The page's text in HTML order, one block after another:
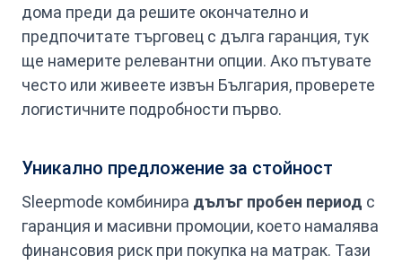
дома преди да решите окончателно и
предпочитате търговец с дълга гаранция, тук
ще намерите релевантни опции. Ако пътувате
често или живеете извън България, проверете
логистичните подробности първо.
Уникално предложение за стойност
Sleepmode комбинира дълъг пробен период с
гаранция и масивни промоции, което намалява
финансовия риск при покупка на матрак. Тази